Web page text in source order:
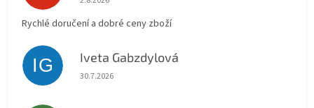
Rychlé doručení a dobré ceny zboží
IG Iveta Gabzdylová
Hodnocení obchodu je 5 z 5 hvězdiček.
30.7.2026